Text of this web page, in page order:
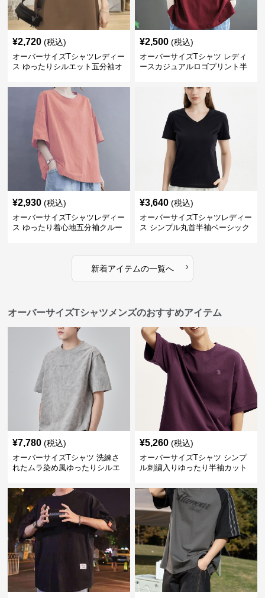
¥2,720 (税込)
オーバーサイズTシャツレディー
ス ゆったりシルエット五分袖オ
¥2,500 (税込)
オーバーサイズTシャツ レディ
ースカジュアルロゴプリント半
¥2,930 (税込)
オーバーサイズTシャツレディー
ス ゆったり着心地五分袖クルー
¥3,640 (税込)
オーバーサイズTシャツレディー
ス シンプル丸首半袖ベーシック
新着アイテムの一覧へ ›
オーバーサイズTシャツメンズのおすすめアイテム
¥7,780 (税込)
オーバーサイズTシャツ 洗練さ
れたムラ染め風ゆったりシルエ
¥5,260 (税込)
オーバーサイズTシャツ シンプ
ル刺繍入りゆったり半袖カット